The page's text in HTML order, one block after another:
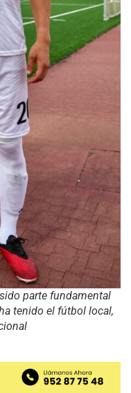
parte fundamental
tenido el fútbol local,